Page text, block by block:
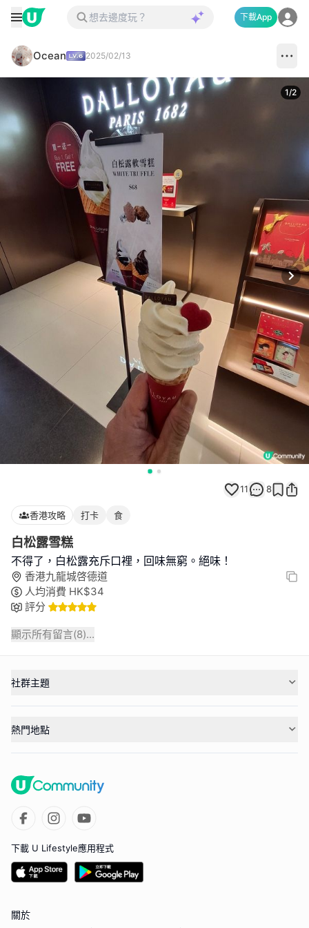
下載App
Ocean 2025/02/13
1/2
11 8
香港攻略 打卡 食
白松露雪糕
不得了，白松露充斥口裡，回味無窮。絕味！
香港九龍城啓德道
人均消費 HK$34
評分
顯示所有留言(8)...
社群主題
熱門地點
下載 U Lifestyle應用程式
關於